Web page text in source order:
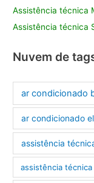
Assistência técnica
Assistência técnica
Nuvem de
ar condicionado
ar condicionado
assistência
assistência